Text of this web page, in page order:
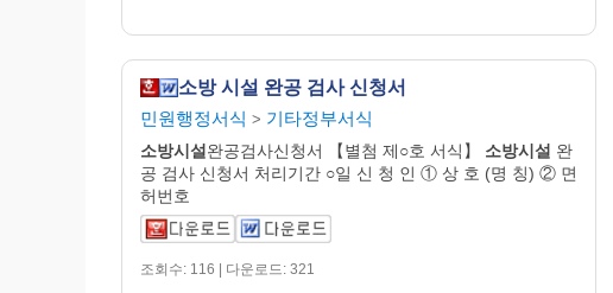
소방 시설 완공 검사 신청서
민원행정서식 > 기타정부서식
소방시설완공검사신청서 【별첨 제○호 서식】 소방시설 완
공 검사 신청서 처리기간 ○일 신 청 인 ① 상 호 (명 칭) ② 면
허번호
조회수: 116 | 다운로드: 321